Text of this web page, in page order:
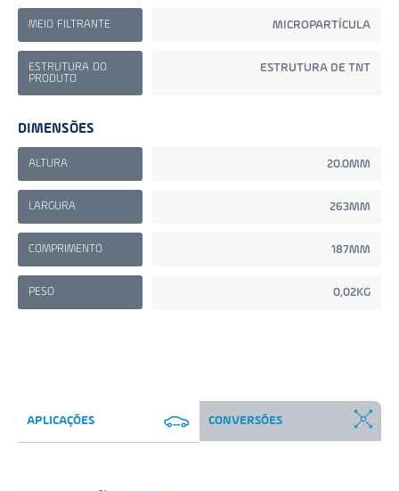
MEIO FILTRANTE MICROPARTÍCULA
ESTRUTURA DO
PRODUTO
ESTRUTURA DE TNT
DIMENSÕES
ALTURA 20.0MM
LARGURA 263MM
COMPRIMENTO 187MM
PESO 0,02KG
APLICAÇÕES CONVERSÕES